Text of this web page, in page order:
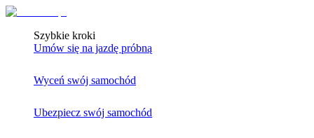
Szybkie kroki
Umów się na jazdę próbną
Wyceń swój samochód
Ubezpiecz swój samochód